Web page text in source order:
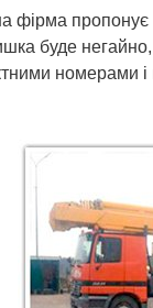
пропонує
буде
номерами